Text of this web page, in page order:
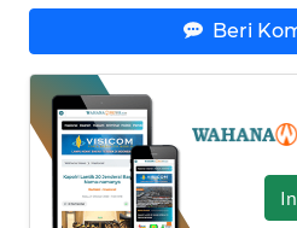
Beri
WN
WN
KALSEL
WN
KALTIM